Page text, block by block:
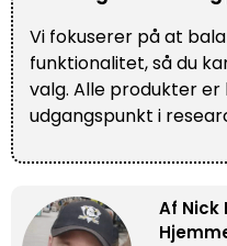
Vi fokuserer på at
funktionalitet, så du
valg. Alle produkter
udgangspunkt i
Af Nick